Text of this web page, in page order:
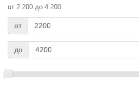
от 2 200 до 4 200
от
до